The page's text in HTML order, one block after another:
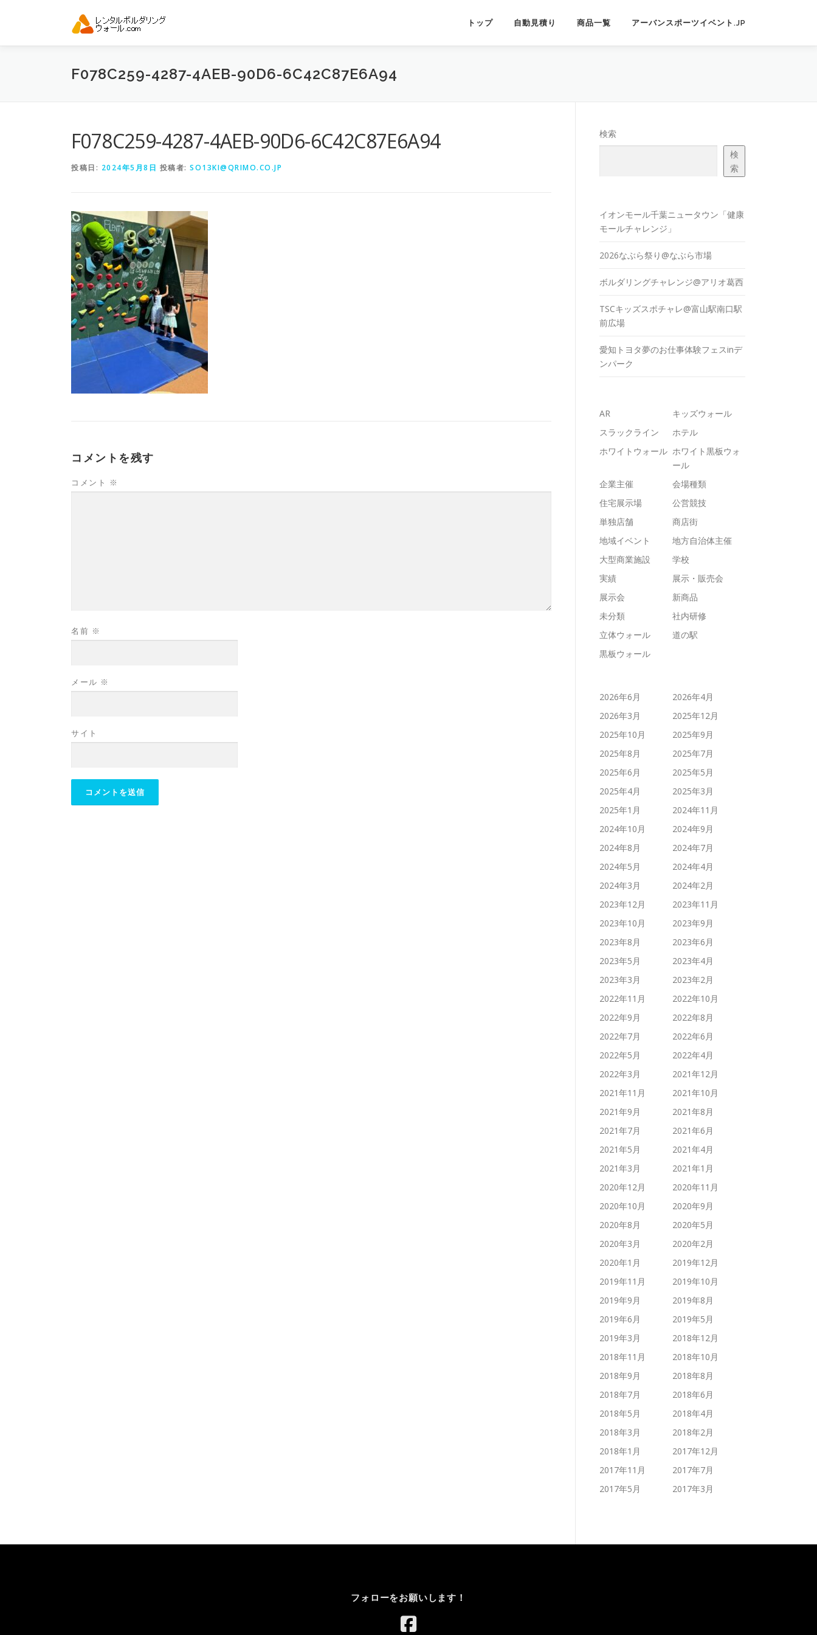
ン
トップ 自動見積り 商品一覧 アーバンスポーツイベント.JP
F078C259-4287-4AEB-90D6-6C42C87E6A94
F078C259-4287-4AEB-90D6-6C42C87E6A94
投稿日: 2024年5月8日 投稿者: SO13KI@QRIMO.CO.JP
コメントを残す
コメント ※
名前 ※
メール ※
サイト
検索
検
索
イオンモール千葉ニュータウン「健康
モールチャレンジ」
2026なぶら祭り@なぶら市場
ボルダリングチャレンジ@アリオ葛西
TSCキッズスポチャレ@富山駅南口駅
前広場
愛知トヨタ夢のお仕事体験フェスinデ
ンパーク
AR
キッズウォール
スラックライン
ホテル
ホワイトウォール ホワイト黒板ウォ
ール
企業主催
会場種類
住宅展示場
公営競技
単独店舗
商店街
地域イベント
地方自治体主催
大型商業施設
学校
実績
展示・販売会
展示会
新商品
未分類
社内研修
立体ウォール
道の駅
黒板ウォール
2026年6月
2026年4月
2026年3月
2025年12月
2025年10月
2025年9月
2025年8月
2025年7月
2025年6月
2025年5月
2025年4月
2025年3月
2025年1月
2024年11月
2024年10月
2024年9月
2024年8月
2024年7月
2024年5月
2024年4月
2024年3月
2024年2月
2023年12月
2023年11月
2023年10月
2023年9月
2023年8月
2023年6月
2023年5月
2023年4月
2023年3月
2023年2月
2022年11月
2022年10月
2022年9月
2022年8月
2022年7月
2022年6月
2022年5月
2022年4月
2022年3月
2021年12月
2021年11月
2021年10月
2021年9月
2021年8月
2021年7月
2021年6月
2021年5月
2021年4月
2021年3月
2021年1月
2020年12月
2020年11月
2020年10月
2020年9月
2020年8月
2020年5月
2020年3月
2020年2月
2020年1月
2019年12月
2019年11月
2019年10月
2019年9月
2019年8月
2019年6月
2019年5月
2019年3月
2018年12月
2018年11月
2018年10月
2018年9月
2018年8月
2018年7月
2018年6月
2018年5月
2018年4月
2018年3月
2018年2月
2018年1月
2017年12月
2017年11月
2017年7月
2017年5月
2017年3月
フォローをお願いします！